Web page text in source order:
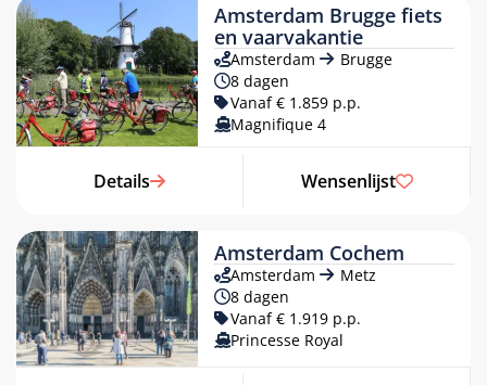
Amsterdam Brugge fiets
en vaarvakantie
Amsterdam
Brugge
8 dagen
Vanaf € 1.859 p.p.
Magnifique 4​
Details Wensenlijst
Amsterdam Cochem
Amsterdam
Metz
8 dagen
Vanaf € 1.919 p.p.
Princesse Royal